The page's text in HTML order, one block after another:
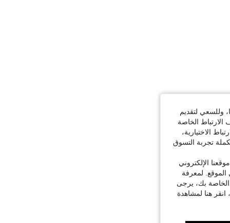
وللسعي لتقديم
الخاصة
الاختيارية،
تجربة التسوق
الإلكتروني
لمعرفة
الخاصة بك، يرجى
انقر هنا لمشاهدة